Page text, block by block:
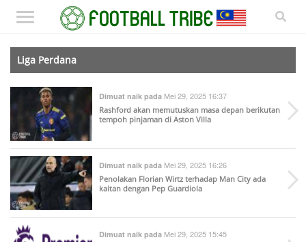
Liga Perdana
Dimuat naik pada Mei 29, 2025 16:37
Rashford akan memutuskan masa depan berikutan
tempoh pinjaman di Aston Villa
Dimuat naik pada Mei 29, 2025 16:26
Penolakan Florian Wirtz terhadap Man City ada
kaitan dengan Pep Guardiola
Dimuat naik pada Mei 29, 2025 15:45